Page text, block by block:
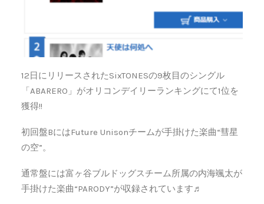
12日にリリースされたSixTONESの9枚目のシングル
「ABARERO」がオリコンデイリーランキングにて1位を
獲得!!
初回盤BにはFuture Unisonチームが手掛けた楽曲“彗星
の空”。
通常盤には富ヶ谷ブルドッグスチーム所属の内海颯太が
手掛けた楽曲“PARODY”が収録されています♬